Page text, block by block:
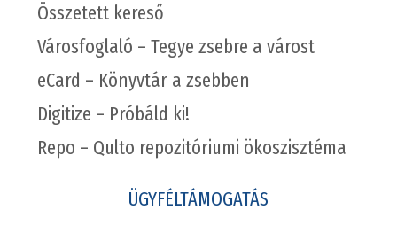
Összetett kereső
Városfoglaló – Tegye zsebre a várost
eCard – Könyvtár a zsebben
Digitize – Próbáld ki!
Repo – Qulto repozitóriumi ökoszisztéma
ÜGYFÉLTÁMOGATÁS